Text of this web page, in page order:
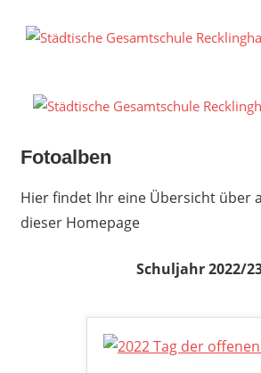
Inhalt
Fotoalben
Hier findet Ihr eine Übersicht über
dieser Homepage
Schuljahr 2022/